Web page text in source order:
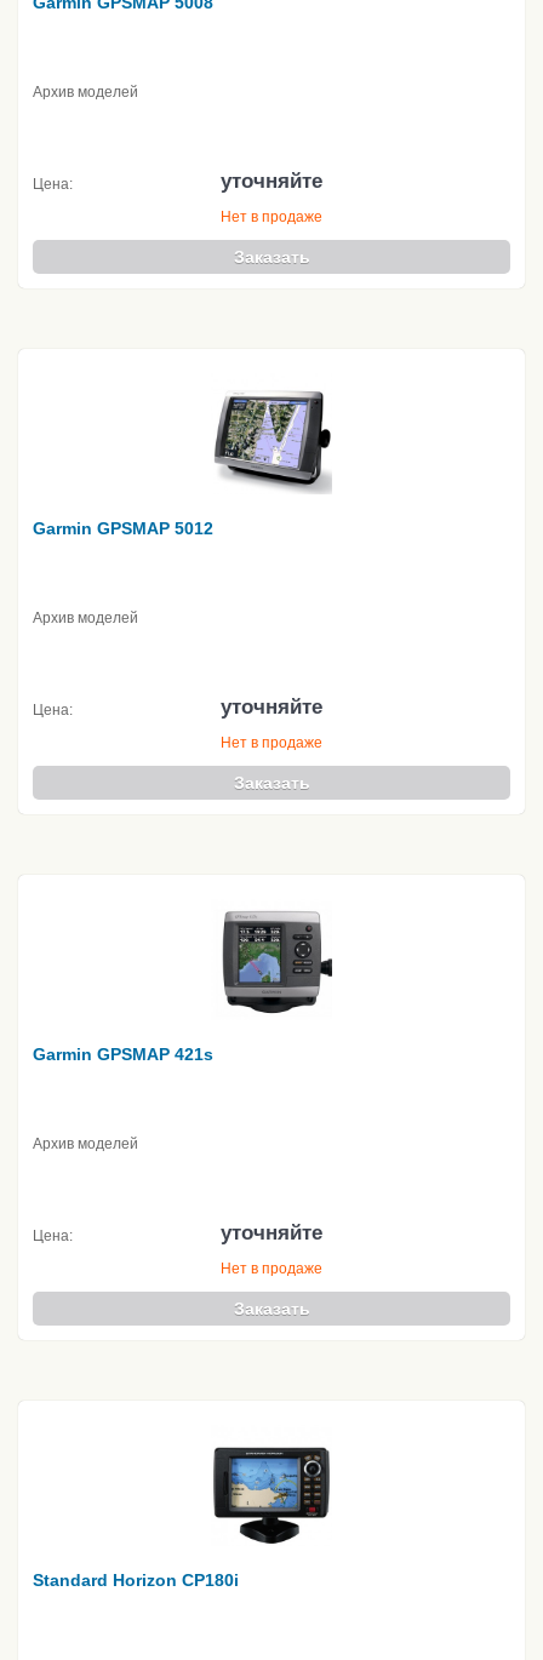
Архив моделей
Цена: уточняйте
Нет в продаже
Заказать
Garmin GPSMAP 5012
Архив моделей
Цена: уточняйте
Нет в продаже
Заказать
Garmin GPSMAP 421s
Архив моделей
Цена: уточняйте
Нет в продаже
Заказать
Standard Horizon CP180i